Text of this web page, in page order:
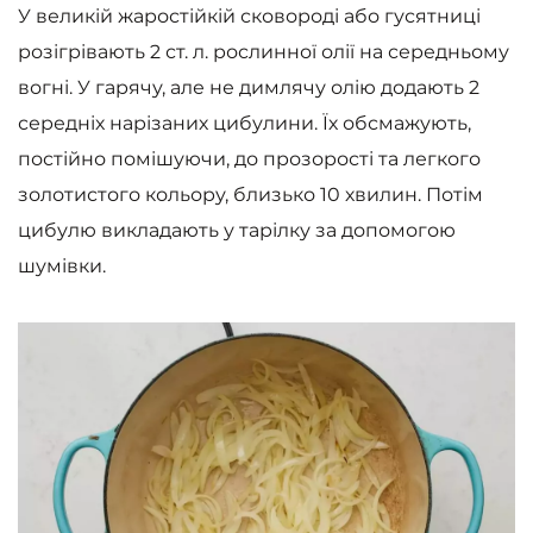
У великій жаростійкій сковороді або гусятниці
розігрівають 2 ст. л. рослинної олії на середньому
вогні. У гарячу, але не димлячу олію додають 2
середніх нарізаних цибулини. Їх обсмажують,
постійно помішуючи, до прозорості та легкого
золотистого кольору, близько 10 хвилин. Потім
цибулю викладають у тарілку за допомогою
шумівки.